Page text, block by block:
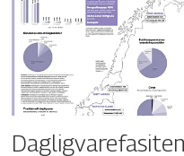
Dagligvarefasiten